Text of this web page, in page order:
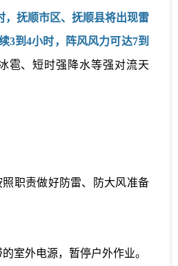
抚顺市区、抚顺县将出现雷
3到4小时，阵风风力可达7到
雹、短时强降水等强对流天
职责做好防雷、防大风准备
外电源，暂停户外作业。